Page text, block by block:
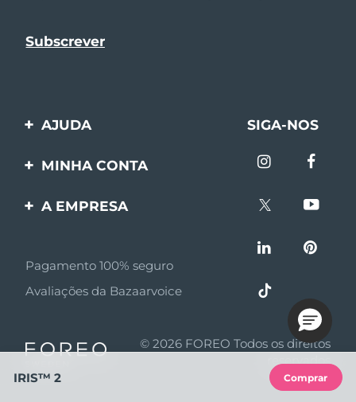
AJUDA
Entre em contato
SIGA-NOS
MINHA CONTA
Registro de produto
A EMPRESA
Afiliados
Notícias de afiliados
Pagamento 100% seguro
Avaliações da Bazaarvoice
© 2026 FOREO Todos os direitos
reservados
IRIS™ 2
Comprar